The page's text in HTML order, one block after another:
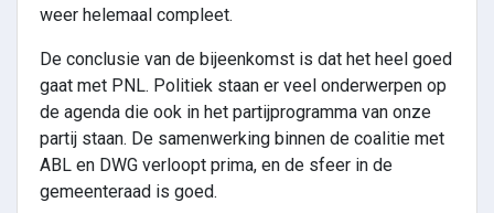
weer helemaal compleet.
De conclusie van de bijeenkomst is dat het heel goed
gaat met PNL. Politiek staan er veel onderwerpen op
de agenda die ook in het partijprogramma van onze
partij staan. De samenwerking binnen de coalitie met
ABL en DWG verloopt prima, en de sfeer in de
gemeenteraad is goed.